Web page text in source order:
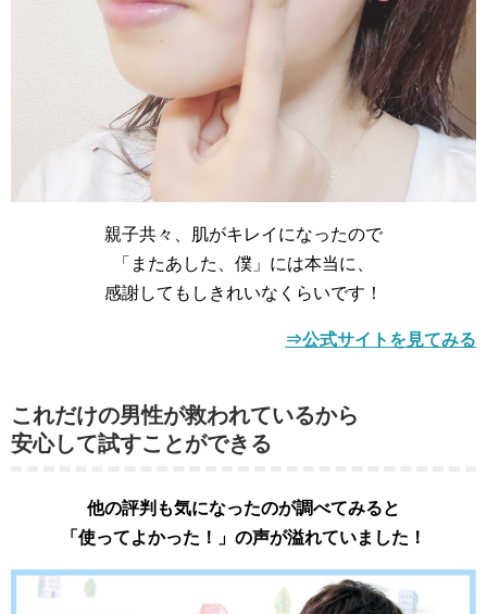
親子共々、肌がキレイになったので
「またあした、僕」には本当に、
感謝してもしきれいなくらいです！
⇒公式サイトを見てみる
これだけの男性が救われているから
安心して試すことができる
他の評判も気になったのが調べてみると
「使ってよかった！」の声が溢れていました！